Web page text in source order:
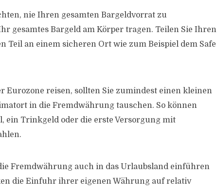
nie Ihren gesamten Bargeldvorrat zu
gesamtes Bargeld am Körper tragen. Teilen Sie Ihren
Teil an einem sicheren Ort wie zum Beispiel dem Safe
Eurozone reisen, sollten Sie zumindest einen kleinen
in die Fremdwährung tauschen. So können
ein Trinkgeld oder die erste Versorgung mit
Fremdwährung auch in das Urlaubsland einführen
die Einfuhr ihrer eigenen Währung auf relativ